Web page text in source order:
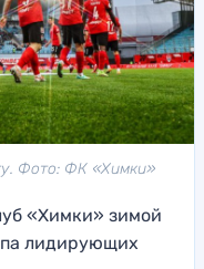
Фото: ФК «Химки»
«Химки» зимой
лидирующих